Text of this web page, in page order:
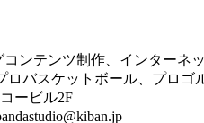
ンテンツ制作、インター
バスケットボール、プロ
ービル2F